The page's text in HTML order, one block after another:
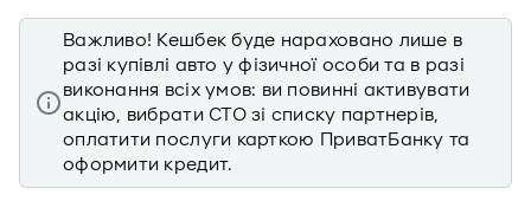
Важливо! Кешбек буде нараховано лише в
разі купівлі авто у фізичної особи та в разі
виконання всіх умов: ви повинні активувати
акцію, вибрати СТО зі списку партнерів,
оплатити послуги карткою ПриватБанку та
оформити кредит.